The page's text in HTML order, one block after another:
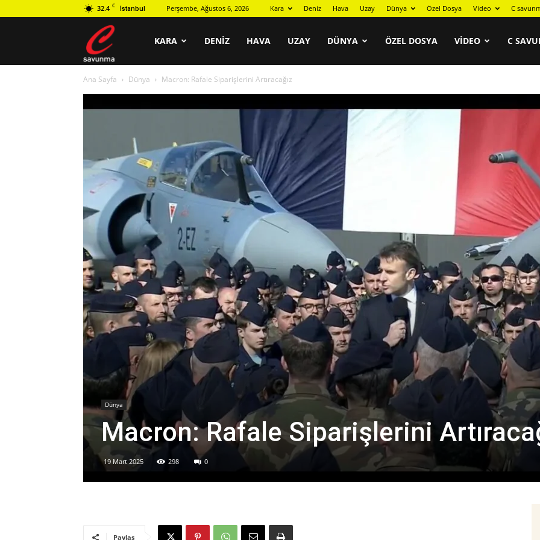
32.4 C İstanbul Perşembe, Ağustos 6, 2026 Kara Deniz Hava Uzay Dünya Özel Dosya Video C
KARA DENIZ HAVA UZAY DÜNYA ÖZEL DOSYA VIDEO C
Ana Sayfa Dünya Macron: Rafale Siparişlerini Artıracağız
Dünya
Macron: Rafale Siparişlerini
19 Mart 2025 298 0
Paylaş